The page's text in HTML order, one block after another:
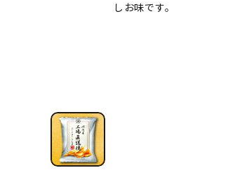
しお味です。